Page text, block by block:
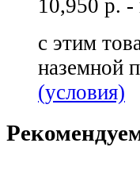
10,950 р. -
с этим
наземной
(условия)